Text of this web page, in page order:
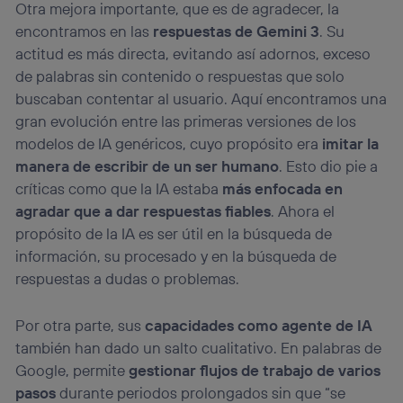
Otra mejora importante, que es de agradecer, la
encontramos en las respuestas de Gemini 3. Su
actitud es más directa, evitando así adornos, exceso
de palabras sin contenido o respuestas que solo
buscaban contentar al usuario. Aquí encontramos una
gran evolución entre las primeras versiones de los
modelos de IA genéricos, cuyo propósito era imitar la
manera de escribir de un ser humano. Esto dio pie a
críticas como que la IA estaba más enfocada en
agradar que a dar respuestas fiables. Ahora el
propósito de la IA es ser útil en la búsqueda de
información, su procesado y en la búsqueda de
respuestas a dudas o problemas.
Por otra parte, suscapacidades como agente de IA
también han dado un salto cualitativo. En palabras de
Google, permitegestionar flujos de trabajo de varios
pasosdurante periodos prolongados sin que “se